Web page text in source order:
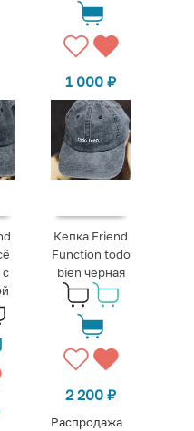
1 000₽
с
Кепка Friend
Function todo
bien черная
2 200₽
Распродажа